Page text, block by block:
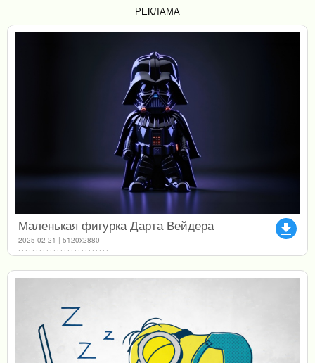
РЕКЛАМА
file_download
Маленькая фигурка Дарта Вейдера
2025-02-21 | 5120x2880